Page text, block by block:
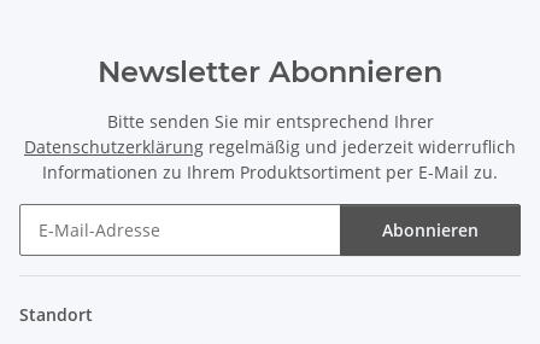
Newsletter Abonnieren
Bitte senden Sie mir entsprechend Ihrer
Datenschutzerklärung regelmäßig und jederzeit widerruflich
Informationen zu Ihrem Produktsortiment per E-Mail zu.
Abonnieren
Standort